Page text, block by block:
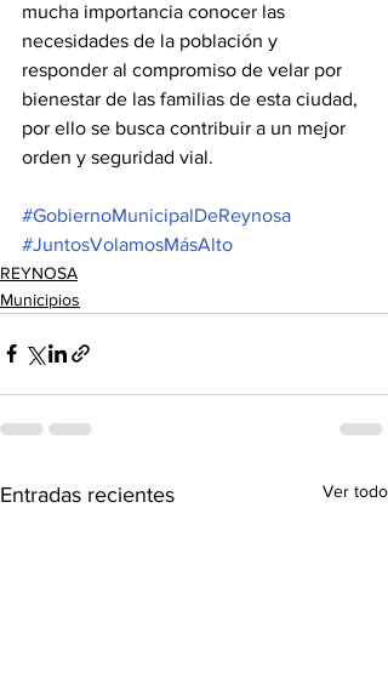
mucha importancia conocer las
necesidades de la población y
responder al compromiso de velar por
bienestar de las familias de esta ciudad,
por ello se busca contribuir a un mejor
orden y seguridad vial.
#GobiernoMunicipalDeReynosa
#JuntosVolamosMásAlto
REYNOSA
Municipios
Entradas recientes Ver todo